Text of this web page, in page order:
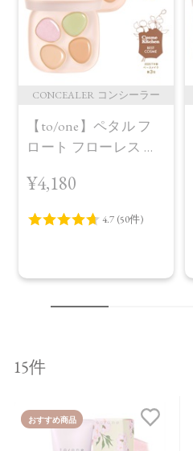
CONCEALER コンシーラー
【to/one】ペタル フ
ロート フローレス タ
¥4,180
15件
おすすめ商品